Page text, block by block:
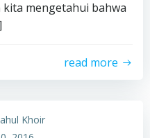
kita mengetahui bahwa
read more
Khoir